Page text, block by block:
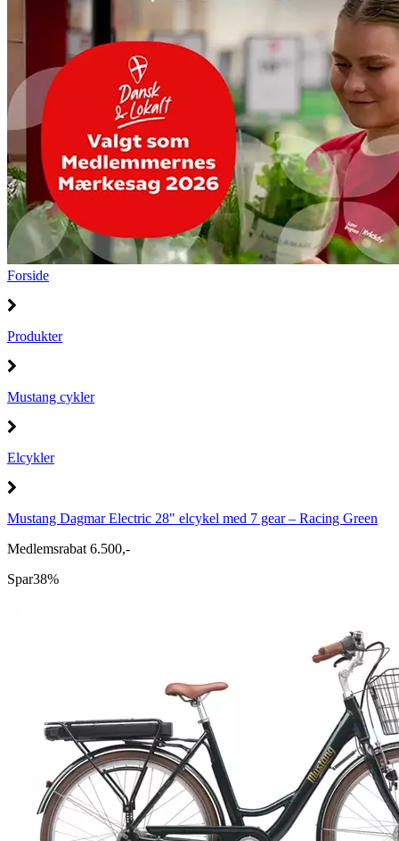
Forside
Produkter
Mustang cykler
Elcykler
Mustang Dagmar Electric 28" elcykel med 7 gear – Racing Green
Medlemsrabat 6.500,-
Spar38%